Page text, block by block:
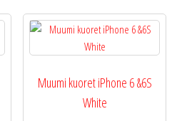
Muumi kuoret iPhone 6 &6S
White